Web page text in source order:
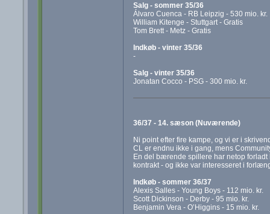
Salg - sommer 35/36
Álvaro Cuenca - RB Leipzig - 530 mio. kr.
William Kitenge - Stuttgart - Gratis
Tom Brett - Metz - Gratis
Indkøb - vinter 35/36
-
Salg - vinter 35/36
Jonatan Cocco - PSG - 300 mio. kr.
36/37 - 14. sæson (Nuværende)
Ni point efter fire kampe, og vi er i
CL er endnu ikke i gang, mens
En del bærende spillere har netop forladt
kontrakt - og ikke var interesseret i
Indkøb - sommer 36/37
Alexis Salles - Young Boys - 112 mio. kr.
Scott Dickinson - Derby - 95 mio. kr.
Benjamin Vera - O’Higgins - 15 mio. kr.